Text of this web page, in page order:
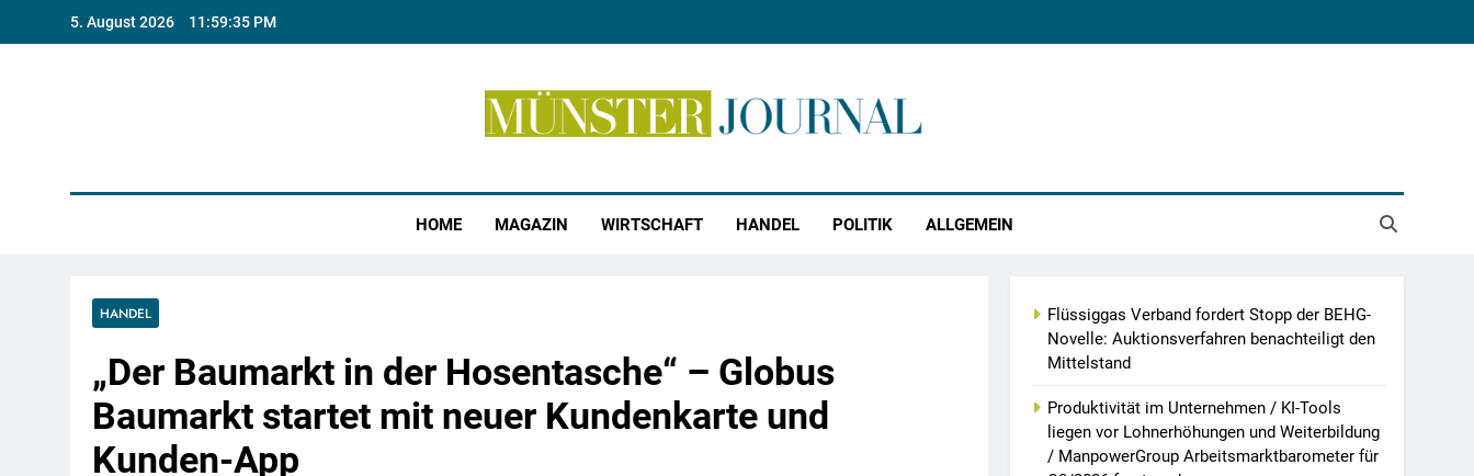
5. August 2026 11:59:36 PM
HOME MAGAZIN WIRTSCHAFT HANDEL POLITIK ALLGEMEIN
HANDEL
„Der Baumarkt in der Hosentasche“ – Globus
Baumarkt startet mit neuer Kundenkarte und
Kunden-App
Flüssiggas Verband fordert Stopp der BEHG-
Novelle: Auktionsverfahren benachteiligt den
Mittelstand
Produktivität im Unternehmen / KI-Tools
liegen vor Lohnerhöhungen und Weiterbildung
/ ManpowerGroup Arbeitsmarktbarometer für